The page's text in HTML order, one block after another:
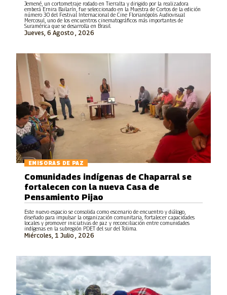
Jemené, un cortometraje rodado en Tierralta y dirigido por la realizadora
emberá Ernira Bailarín, fue seleccionado en la Muestra de Cortos de la edición
número 30 del Festival Internacional de Cine Florianópolis Audiovisual
Mercosul, uno de los encuentros cinematográficos más importantes de
Suramérica que se desarrolla en Brasil.
Jueves, 6 Agosto , 2026
EMISORAS DE PAZ
Miércoles, 1 Julio , 2026
Comunidades indígenas de Chaparral se
fortalecen con la nueva Casa de
Pensamiento Pijao
Este nuevo espacio se consolida como escenario de encuentro y diálogo,
diseñado para impulsar la organización comunitaria, fortalecer capacidades
locales y promover iniciativas de paz y reconciliación entre comunidades
indígenas en la subregión PDET del sur del Tolima.